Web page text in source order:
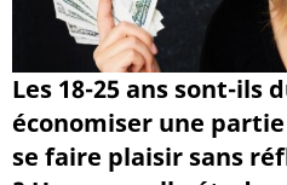
Les 18-25 ans sont-ils
économiser une
se faire plaisir sans